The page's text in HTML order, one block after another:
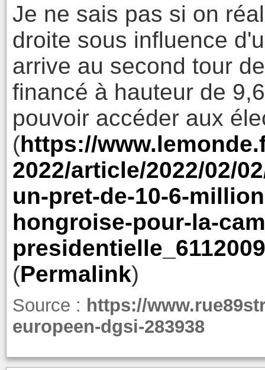
Je ne sais pas si on
droite sous influence
arrive au second tour
financé à hauteur de
pouvoir accéder aux
(https://
2022/article/2022/02/
un-pret-de-10-6-
hongroise-pour-la-
(Permalink)
Source : https://
europeen-dgsi-283938